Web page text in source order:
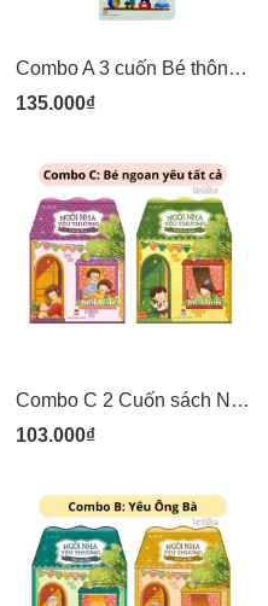
Combo A 3 cuốn Bé thông minh Trổ tài so sánh Dọc ngang - Trên dưới - To nhỏ - Kim Đồng
135.000₫
Combo C 2 Cuốn sách Ngôi nhà yêu thương - Con là bé ngoan + Con là tất cả - Kim Đồng
103.000₫